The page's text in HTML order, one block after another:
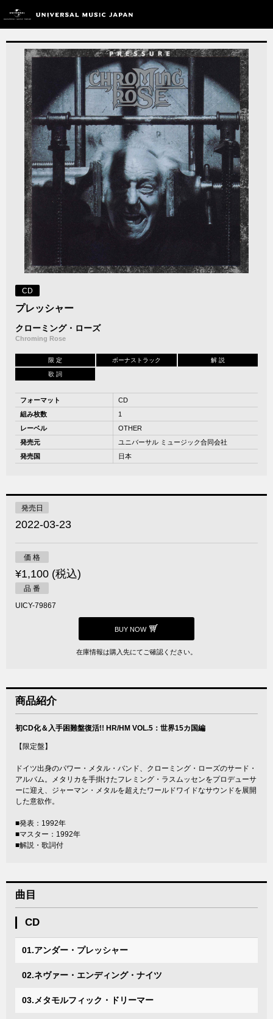
CD
プレッシャー
クローミング・ローズ
Chroming Rose
限 定 ボーナストラック 解 説
歌 詞
フォーマット
CD
組み枚数
1
レーベル
OTHER
発売元
ユニバーサル ミュージック合同会社
発売国
日本
発売日
2022-03-23
価 格
¥1,100 (税込)
品 番
UICY-79867
BUY NOW
在庫情報は購入先にてご確認ください。
商品紹介
初CD化＆入手困難盤復活!! HR/HM VOL.5：世界15カ国編
【限定盤】
ドイツ出身のパワー・メタル・バンド、クローミング・ローズのサード・
アルバム。メタリカを手掛けたフレミング・ラスムッセンをプロデューサ
ーに迎え、ジャーマン・メタルを超えたワールドワイドなサウンドを展開
した意欲作。
■発表：1992年
■マスター：1992年
■解説・歌詞付
曲目
CD
01.アンダー・プレッシャー
02.ネヴァー・エンディング・ナイツ
03.メタモルフィック・ドリーマー